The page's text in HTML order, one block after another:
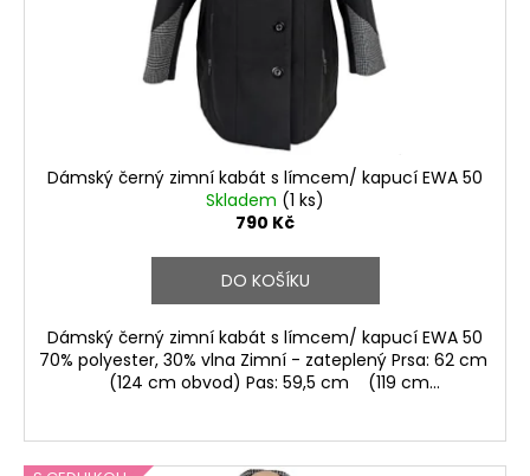
Dámský černý zimní kabát s límcem/ kapucí EWA 50
Skladem (1 ks)
790 Kč
DO KOŠÍKU
Dámský černý zimní kabát s límcem/ kapucí EWA 50
70% polyester, 30% vlna Zimní - zateplený Prsa: 62 cm
(124 cm obvod) Pas: 59,5 cm (119 cm...